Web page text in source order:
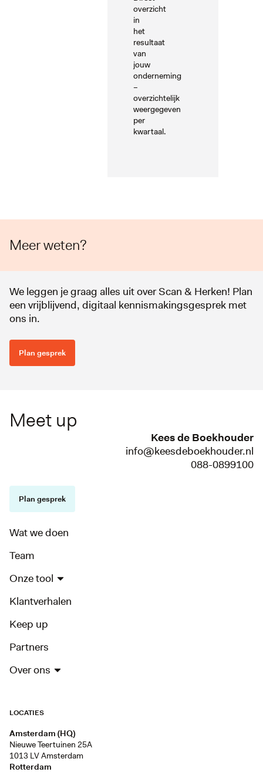
overzicht
in
het
resultaat
van
jouw
onderneming
–
overzichtelijk
weergegeven
per
kwartaal.
Meer weten?
We leggen je graag alles uit over Scan & Herken! Plan
een vrijblijvend, digitaal kennismakingsgesprek met
ons in.
Plan gesprek
Wat we doen
Team
Onze tool
Klantverhalen
Keep up
Partners
Over ons
LOCATIES
Amsterdam (HQ)
Nieuwe Teertuinen 25A
1013 LV Amsterdam
Rotterdam
Meet up
Kees de Boekhouder
info@keesdeboekhouder.nl
088-0899100
Plan gesprek